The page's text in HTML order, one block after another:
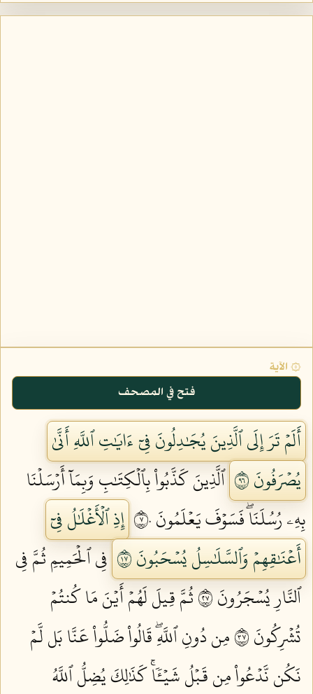
۞ الآية
فتح في المصحف
أَلَمۡ تَرَ إِلَى ٱلَّذِينَ يُجَٰدِلُونَ فِيٓ ءَايَٰتِ ٱللَّهِ أَنَّىٰ
يُصۡرَفُونَ ٦٩
ٱلَّذِينَ كَذَّبُواْ بِٱلۡكِتَٰبِ وَبِمَآ أَرۡسَلۡنَا
بِهِۦ رُسُلَنَاۖ فَسَوۡفَ يَعۡلَمُونَ ٧٠
إِذِ ٱلۡأَغۡلَٰلُ فِيٓ
أَعۡنَٰقِهِمۡ وَٱلسَّلَٰسِلُ يُسۡحَبُونَ ٧١
فِي ٱلۡحَمِيمِ ثُمَّ فِي
ٱلنَّارِ يُسۡجَرُونَ ٧٢
ثُمَّ قِيلَ لَهُمۡ أَيۡنَ مَا كُنتُمۡ
تُشۡرِكُونَ ٧٣
مِن دُونِ ٱللَّهِۖ قَالُواْ ضَلُّواْ عَنَّا بَل لَّمۡ
نَكُن نَّدۡعُواْ مِن قَبۡلُ شَيۡـٔٗاۚ كَذَٰلِكَ يُضِلُّ ٱللَّهُ